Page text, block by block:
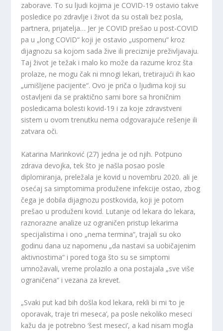
zaborave. To su ljudi kojima je COVID-19 ostavio takve
posledice po zdravlje i život da su ostali bez posla,
partnera, prijatelja… Jer je COVID prešao u post-COVID
pa u „long COVID“ koji je ostavio „uspomenu“ kroz
dijagnozu sa kojom sada žive ili preciznije preživljavaju.
Taj život je težak i malo ko može da razume kroz šta
prolaze, ne mogu čak ni mnogi lekari, tretirajući ih kao
„umišljene pacijente“. Ovo je priča o ljudima koji su
ostavljeni da se praktično sami bore sa hroničnim
posledicama bolesti kovid-19 i za koje zdravstveni
sistem u ovom trenutku nema odgovarajuće rešenje ili
zatvara oči.
Katarina Marinković (27) jedna je od njih. Potpuno
zdrava devojka, tek što je našla posao posle
diplomiranja, preležala je kovid u novembru 2020. ali je
osećaj sa simptomima produžene infekcije ostao, zbog
čega je dobila dijagnozu postkovida, koji je potom
prešao u produženi kovid. Lutanje od lekara do lekara,
raznorazne analize uz ograničen pristup lekarima
specijalistima i ono „nema termina“, trajali su oko
godinu dana uz napomenu „da nastavi sa uobičajenim
aktivnostima“ i pored toga što su se simptomi
umnožavali, vreme prolazilo a ona postajala „sve više
ograničena“ i vezana za krevet.
„Svaki put kad bih došla kod lekara, rekli bi mi ‘to je
oporavak, traje tri meseca’, pa posle nekoliko meseci
kažu da je potrebno ‘šest meseci’, a kad nisam mogla